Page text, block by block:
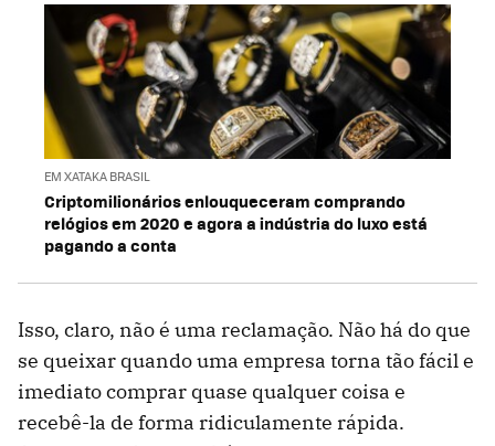
EM XATAKA BRASIL
Criptomilionários enlouqueceram comprando
relógios em 2020 e agora a indústria do luxo está
pagando a conta
Isso, claro, não é uma reclamação. Não há do que
se queixar quando uma empresa torna tão fácil e
imediato comprar quase qualquer coisa e
recebê-la de forma ridiculamente rápida.